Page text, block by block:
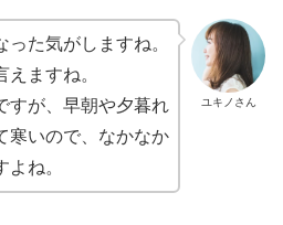
ユキノさん
た気がしますね。
ますね。
すが、早朝や夕暮れ
寒いので、なかなか
ね。